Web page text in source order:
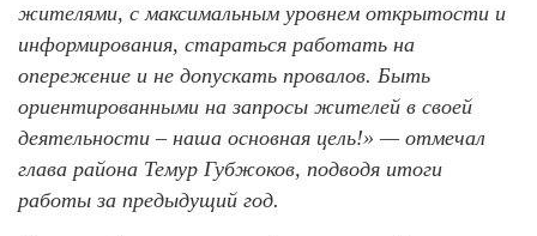
жителями, с максимальным уровнем открытости и
информирования, стараться работать на
опережение и не допускать провалов. Быть
ориентированными на запросы жителей в своей
деятельности – наша основная цель!» — отмечал
глава района Темур Губжоков, подводя итоги
работы за предыдущий год.